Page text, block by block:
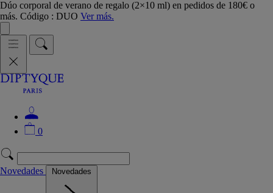
Dúo corporal de verano de regalo (2×10 ml) en pedidos de 180€ o
más. Código : DUO Ver más.
0
Novedades Novedades